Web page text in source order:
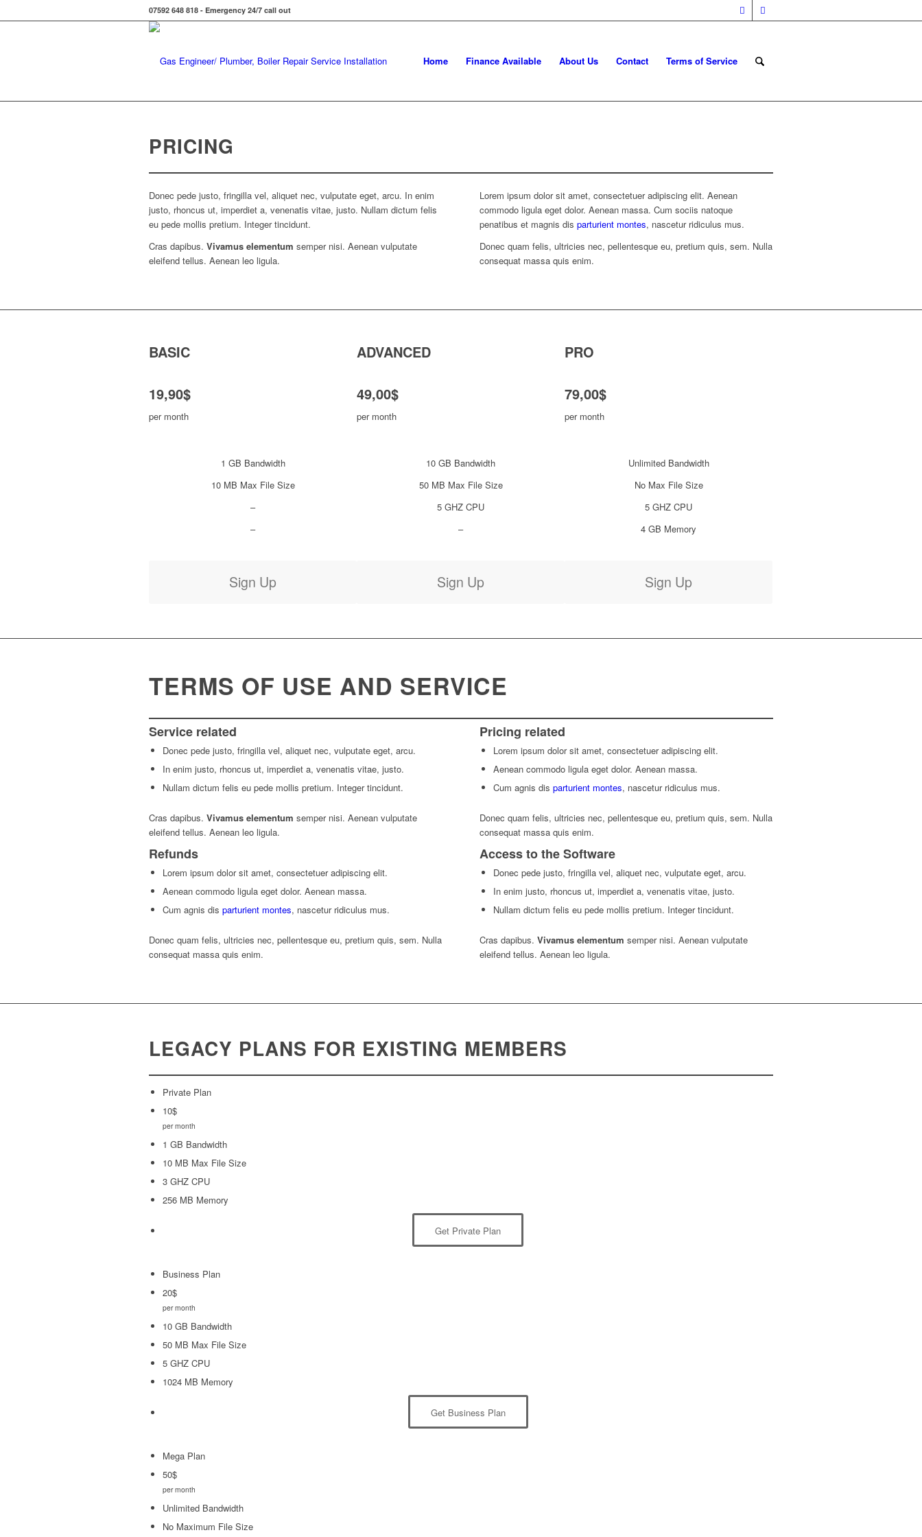
07592 648 818 - Emergency 24/7 call out
Home Finance Available About Us Contact Terms of Service
PRICING
Donec pede justo, fringilla vel, aliquet nec, vulputate eget, arcu. In enim
justo, rhoncus ut, imperdiet a, venenatis vitae, justo. Nullam dictum felis
eu pede mollis pretium. Integer tincidunt.
Cras dapibus. Vivamus elementum semper nisi. Aenean vulputate
eleifend tellus. Aenean leo ligula.
Lorem ipsum dolor sit amet, consectetuer adipiscing elit. Aenean
commodo ligula eget dolor. Aenean massa. Cum sociis natoque
penatibus et magnis disparturient montes, nascetur ridiculus mus.
Donec quam felis, ultricies nec, pellentesque eu, pretium quis, sem. Nulla
consequat massa quis enim.
BASIC
19,90$
per month
1 GB Bandwidth
10 MB Max File Size
–
–
Sign Up
ADVANCED
49,00$
per month
10 GB Bandwidth
50 MB Max File Size
5 GHZ CPU
–
Sign Up
PRO
79,00$
per month
Unlimited Bandwidth
No Max File Size
5 GHZ CPU
4 GB Memory
Sign Up
TERMS OF USE AND SERVICE
Service related
Donec pede justo, fringilla vel, aliquet nec, vulputate eget, arcu.
In enim justo, rhoncus ut, imperdiet a, venenatis vitae, justo.
Nullam dictum felis eu pede mollis pretium. Integer tincidunt.
Cras dapibus. Vivamus elementum semper nisi. Aenean vulputate
eleifend tellus. Aenean leo ligula.
Pricing related
Lorem ipsum dolor sit amet, consectetuer adipiscing elit.
Aenean commodo ligula eget dolor. Aenean massa.
Cum agnis disparturient montes, nascetur ridiculus mus.
Donec quam felis, ultricies nec, pellentesque eu, pretium quis, sem. Nulla
consequat massa quis enim.
Refunds
Lorem ipsum dolor sit amet, consectetuer adipiscing elit.
Aenean commodo ligula eget dolor. Aenean massa.
Cum agnis dis parturient montes, nascetur ridiculus mus.
Donec quam felis, ultricies nec, pellentesque eu, pretium quis, sem. Nulla
consequat massa quis enim.
Access to the Software
Donec pede justo, fringilla vel, aliquet nec, vulputate eget, arcu.
In enim justo, rhoncus ut, imperdiet a, venenatis vitae, justo.
Nullam dictum felis eu pede mollis pretium. Integer tincidunt.
Cras dapibus.Vivamus elementum semper nisi. Aenean vulputate
eleifend tellus. Aenean leo ligula.
LEGACY PLANS FOR EXISTING MEMBERS
Private Plan
10$
per month
1 GB Bandwidth
10 MB Max File Size
3 GHZ CPU
256 MB Memory
Get Private Plan
Business Plan
20$
per month
10 GB Bandwidth
50 MB Max File Size
5 GHZ CPU
1024 MB Memory
Get Business Plan
Mega Plan
50$
per month
Unlimited Bandwidth
No Maximum File Size